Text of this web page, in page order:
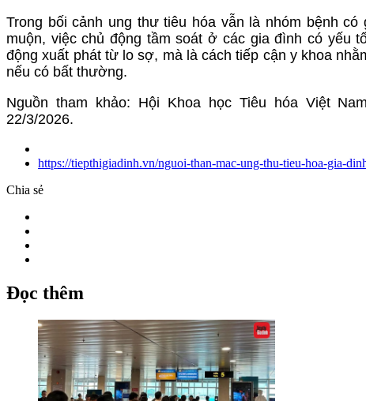
Trong bối cảnh ung thư tiêu hóa vẫn là nhóm bệnh
muộn, việc chủ động tầm soát ở các gia đình có yếu
động xuất phát từ lo sợ, mà là cách tiếp cận y khoa
nếu có bất thường.
Nguồn tham khảo: Hội Khoa học Tiêu hóa Việt
22/3/2026.
https://tiepthigiadinh.vn/nguoi-than-mac-ung-thu-tieu-hoa-gia-
Chia sẻ
Đọc thêm